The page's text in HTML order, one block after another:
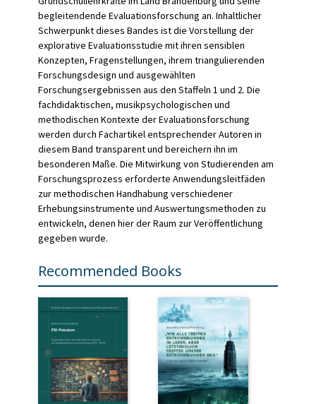
begleitendende Evaluationsforschung an. Inhaltlicher
Schwerpunkt dieses Bandes ist die Vorstellung der
explorative Evaluationsstudie mit ihren sensiblen
Konzepten, Fragenstellungen, ihrem triangulierenden
Forschungsdesign und ausgewählten
Forschungsergebnissen aus den Staffeln 1 und 2. Die
fachdidaktischen, musikpsychologischen und
methodischen Kontexte der Evaluationsforschung
werden durch Fachartikel entsprechender Autoren in
diesem Band transparent und bereichern ihn im
besonderen Maße. Die Mitwirkung von Studierenden am
Forschungsprozess erforderte Anwendungsleitfäden
zur methodischen Handhabung verschiedener
Erhebungsinstrumente und Auswertungsmethoden zu
entwickeln, denen hier der Raum zur Veröffentlichung
gegeben wurde.
Recommended Books